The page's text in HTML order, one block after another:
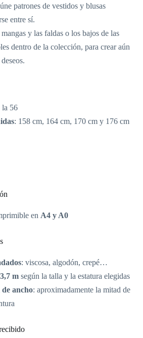
patrones de vestidos y blusas
entre sí.
y las faldas o los bajos de las
dentro de la colección, para crear aún
la 56
: 158 cm, 164 cm, 170 cm y 176 cm
en A4 y A0
: viscosa, algodón, crepé…
m según la talla y la estatura elegidas
de ancho: aproximadamente la mitad de